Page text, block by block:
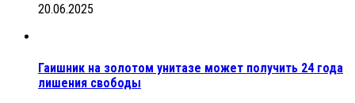
20.06.2025
Гаишник на золотом унитазе может получить 24 года
лишения свободы